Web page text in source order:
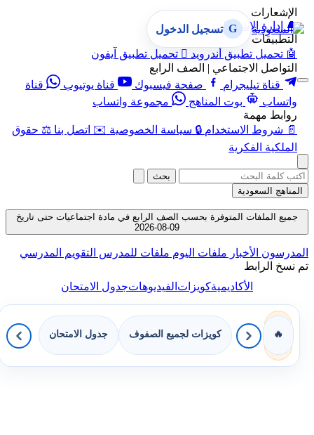
الإشعارات
🔔 إدارة الإشعارات
التطبيقات
🤖 تحميل تطبيق أندرويد  تحميل تطبيق آيفون
التواصل الاجتماعي | الصف الرابع
قناة تيليجرام
صفحة فيسبوك قناة يوتيوب
قناة
واتساب
بوت المناهج
مجموعة واتساب
روابط مهمة
📄 شروط الاستخدام 🔒 سياسة الخصوصية ✉️ اتصل بنا ⚖️ حقوق
الملكية الفكرية
G تسجيل الدخول
بحث
المناهج السعودية
جميع الملفات المتوفرة بحسب الصف الرابع في مادة اجتماعيات حتى تاريخ
09-08-2026
المدرسون الأخبار ملفات اليوم ملفات للمدرس التقويم المدرسي
تم نسخ الرابط
الأكاديميةكويزاتالفيديوهاتجدول الامتحان
🔥 كويزات لجميع الصفوف جدول الامتحان